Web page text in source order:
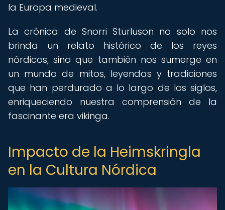
la Europa medieval.
La crónica de Snorri Sturluson no solo nos
brinda un relato histórico de los reyes
nórdicos, sino que también nos sumerge en
un mundo de mitos, leyendas y tradiciones
que han perdurado a lo largo de los siglos,
enriqueciendo nuestra comprensión de la
fascinante era vikinga.
Impacto de la Heimskringla
en la Cultura Nórdica